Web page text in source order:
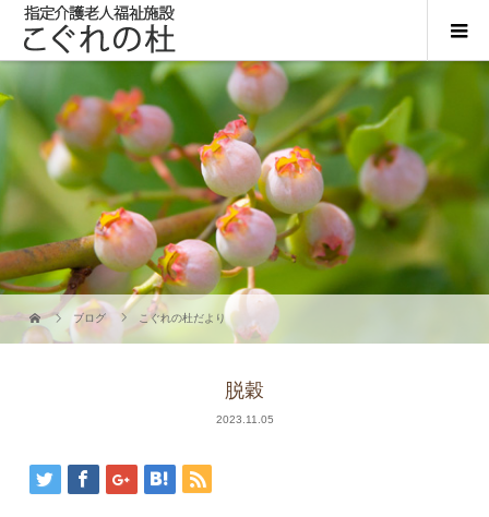
ブログ こぐれの杜だより
脱穀
2023.11.05